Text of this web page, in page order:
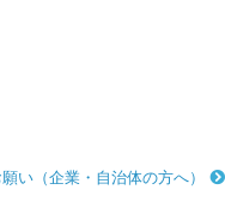
い（企業・自治体の方へ）